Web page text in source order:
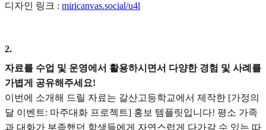
디자인 링크 : miricanvas.social/u4l
2.
자료를 수업 및 운영에서 활용하시면서 다양한 경험 및 사례를
가볍게 공유해주세요!
이번에 소개해 드릴 자료는 갈산고등학교에서 제작한 [가정의
달 이벤트: 마주대화 프로젝트] 홍보 템플릿입니다! 평소 가족
과 대화가 부족했던 학생들에게 자연스럽게 다가갈 수 있는 따